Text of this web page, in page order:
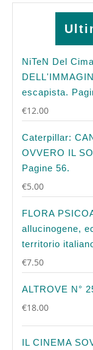
NiTeN Del
escapista.
€12.00
Caterpillar:
OVVERO IL
Pagine 56.
€5.00
FLORA
allucinogene,
territorio
€7.50
ALTROVE N°
€18.00
IL CINEMA